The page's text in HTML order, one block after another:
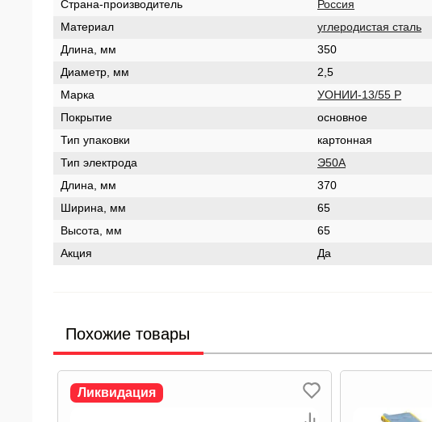
Страна-производитель
Россия
Материал
углеродистая сталь
Длина, мм
350
Диаметр, мм
2,5
Марка
УОНИИ-13/55 Р
Покрытие
основное
Тип упаковки
картонная
Тип электрода
Э50А
Длина, мм
370
Ширина, мм
65
Высота, мм
65
Акция
Да
Похожие товары